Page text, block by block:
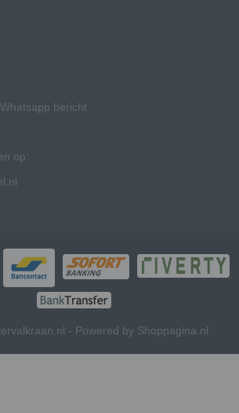
bericht
op:
- Powered by Shoppagina.nl